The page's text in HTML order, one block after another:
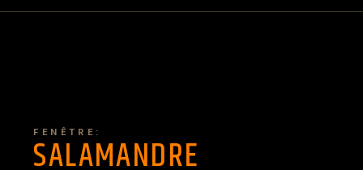
FENÊTRE:
SALAMANDRE